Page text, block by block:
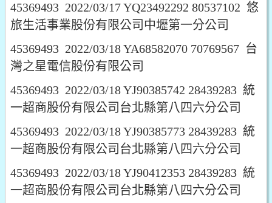
45369493 2022/03/17 YQ23492292 80537102 悠
旅生活事業股份有限公司中壢第一分公司
45369493 2022/03/18 YA68582070 70769567 台
灣之星電信股份有限公司
45369493 2022/03/18 YJ90385742 28439283 統
一超商股份有限公司台北縣第八四六分公司
45369493 2022/03/18 YJ90385773 28439283 統
一超商股份有限公司台北縣第八四六分公司
45369493 2022/03/18 YJ90412353 28439283 統
一超商股份有限公司台北縣第八四六分公司